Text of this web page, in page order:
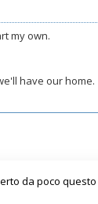
my own.
have our home.
da poco